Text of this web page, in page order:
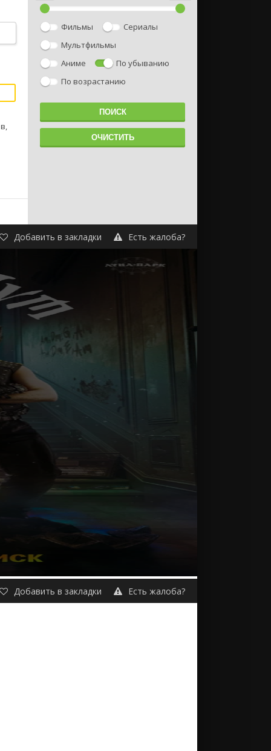
Фильмы
Сериалы
Мультфильмы
Аниме
По убыванию
По возрастанию
Добавить в закладки Есть жалоба?
Добавить в закладки Есть жалоба?